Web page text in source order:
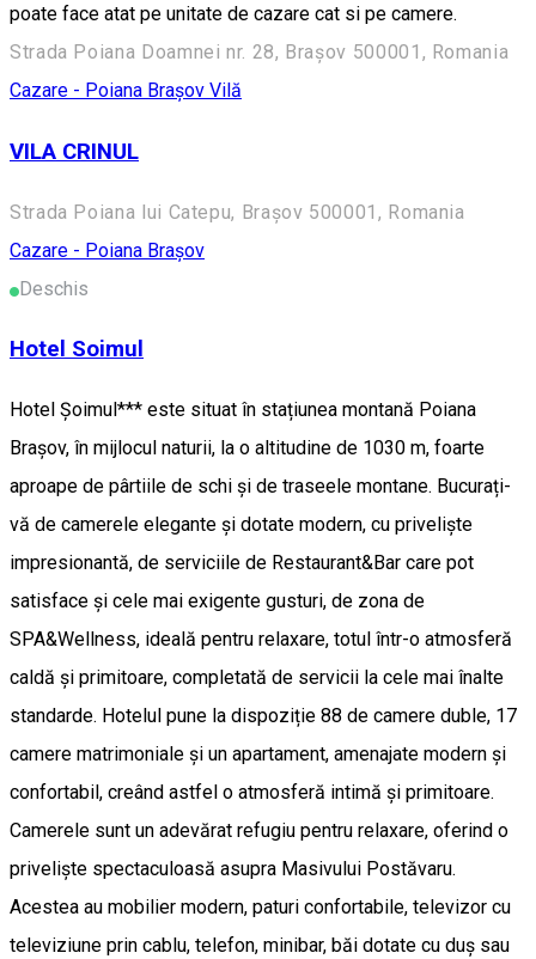
poate face atat pe unitate de cazare cat si pe camere.
Strada Poiana Doamnei nr. 28, Brașov 500001, Romania
Cazare - Poiana Brașov Vilă
VILA CRINUL
Strada Poiana lui Catepu, Brașov 500001, Romania
Cazare - Poiana Brașov
Deschis
Hotel Soimul
Hotel Șoimul*** este situat în stațiunea montană Poiana
Brașov, în mijlocul naturii, la o altitudine de 1030 m, foarte
aproape de pârtiile de schi și de traseele montane. Bucurați-
vă de camerele elegante și dotate modern, cu priveliște
impresionantă, de serviciile de Restaurant&Bar care pot
satisface și cele mai exigente gusturi, de zona de
SPA&Wellness, ideală pentru relaxare, totul într-o atmosferă
caldă și primitoare, completată de servicii la cele mai înalte
standarde. Hotelul pune la dispoziție 88 de camere duble, 17
camere matrimoniale și un apartament, amenajate modern și
confortabil, creând astfel o atmosferă intimă și primitoare.
Camerele sunt un adevărat refugiu pentru relaxare, oferind o
priveliște spectaculoasă asupra Masivului Postăvaru.
Acestea au mobilier modern, paturi confortabile, televizor cu
televiziune prin cablu, telefon, minibar, băi dotate cu duș sau